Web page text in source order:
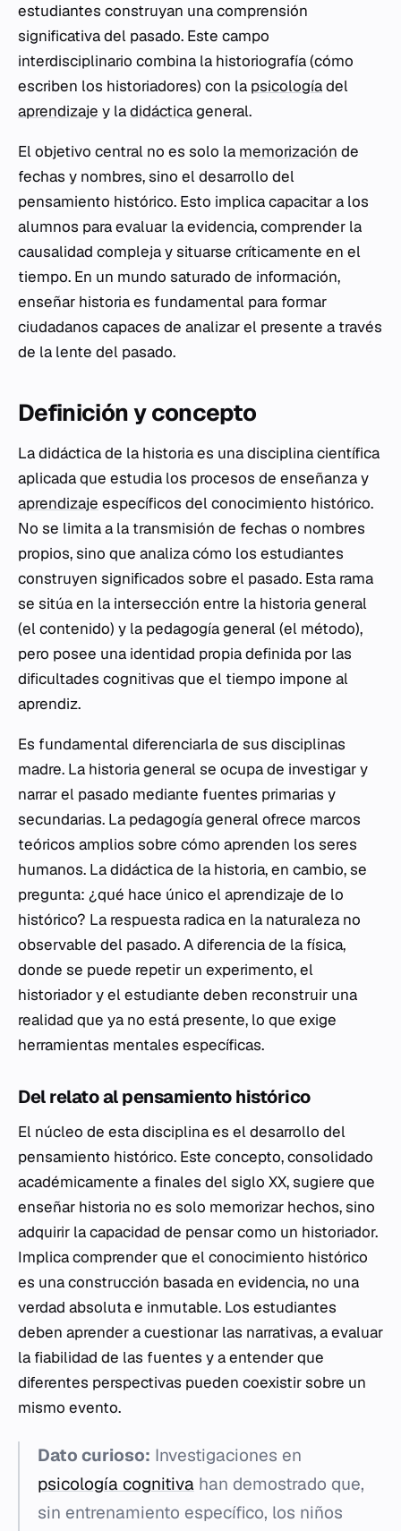
estudiantes construyan una comprensión
significativa del pasado. Este campo
interdisciplinario combina la historiografía (cómo
escriben los historiadores) con la psicologíadel
aprendizaje y ladidácticageneral.
El objetivo central no es solo la memorización de
fechas y nombres, sino el desarrollo del
pensamiento histórico. Esto implica capacitar a los
alumnos para evaluar la evidencia, comprender la
causalidad compleja y situarse críticamente en el
tiempo. En un mundo saturado de información,
enseñar historia es fundamental para formar
ciudadanos capaces de analizar el presente a través
de la lente del pasado.
Definición y concepto
La didáctica de la historia es una disciplina científica
aplicada que estudia los procesos de enseñanza y
aprendizaje específicos del conocimiento histórico.
No se limita a la transmisión de fechas o nombres
propios, sino que analiza cómo los estudiantes
construyen significados sobre el pasado. Esta rama
se sitúa en la intersección entre la historia general
(el contenido) y la pedagogía general (el método),
pero posee una identidad propia definida por las
dificultades cognitivas que el tiempo impone al
aprendiz.
Es fundamental diferenciarla de sus disciplinas
madre. La historia general se ocupa de investigar y
narrar el pasado mediante fuentes primarias y
secundarias. La pedagogía general ofrece marcos
teóricos amplios sobre cómo aprenden los seres
humanos. La didáctica de la historia, en cambio, se
pregunta: ¿qué hace único el aprendizaje de lo
histórico? La respuesta radica en la naturaleza no
observable del pasado. A diferencia de la física,
donde se puede repetir un experimento, el
historiador y el estudiante deben reconstruir una
realidad que ya no está presente, lo que exige
herramientas mentales específicas.
Del relato al pensamiento histórico
El núcleo de esta disciplina es el desarrollo del
pensamiento histórico. Este concepto, consolidado
académicamente a finales del siglo XX, sugiere que
enseñar historia no es solo memorizar hechos, sino
adquirir la capacidad de pensar como un historiador.
Implica comprender que el conocimiento histórico
es una construcción basada en evidencia, no una
verdad absoluta e inmutable. Los estudiantes
deben aprender a cuestionar las narrativas, a evaluar
la fiabilidad de las fuentes y a entender que
diferentes perspectivas pueden coexistir sobre un
mismo evento.
Dato curioso: Investigaciones en
psicología cognitiva han demostrado que,
sin entrenamiento específico, los niños